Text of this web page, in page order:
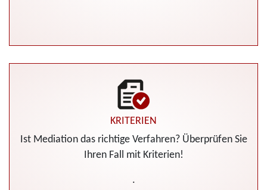
KRITERIEN
Ist Mediation das richtige Verfahren? Überprüfen Sie
Ihren Fall mit Kriterien!
.